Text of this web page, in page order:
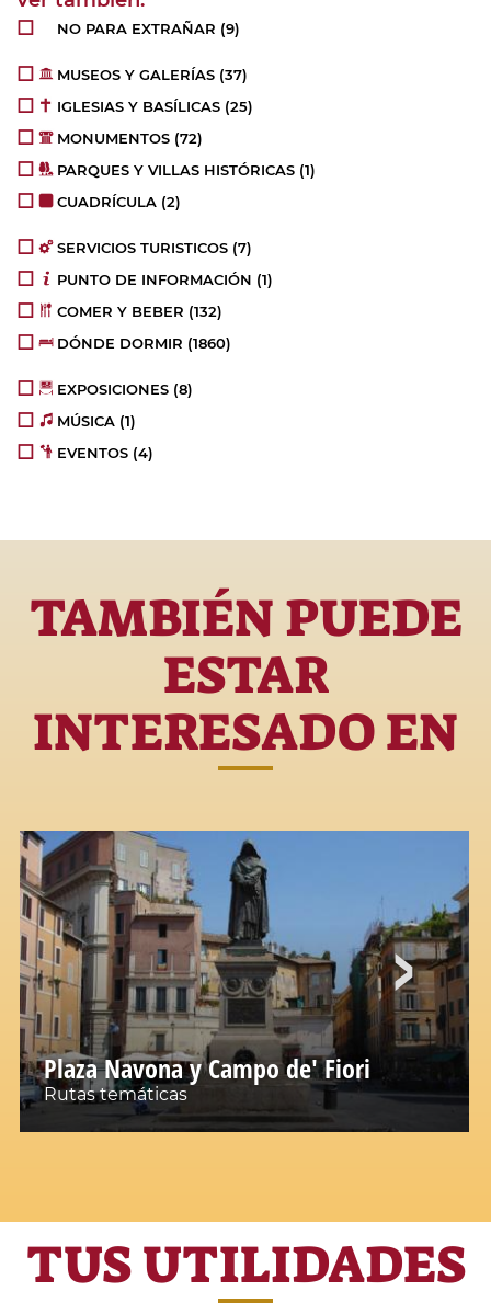
NO PARA EXTRAÑAR (9)
MUSEOS Y GALERÍAS (37)
IGLESIAS Y BASÍLICAS (25)
MONUMENTOS (72)
PARQUES Y VILLAS HISTÓRICAS (1)
CUADRÍCULA (2)
SERVICIOS TURISTICOS (7)
PUNTO DE INFORMACIÓN (1)
COMER Y BEBER (132)
DÓNDE DORMIR (1860)
EXPOSICIONES (8)
MÚSICA (1)
EVENTOS (4)
TAMBIÉN PUEDE
ESTAR
INTERESADO EN
Plaza Navona y Campo de' Fiori
Rutas temáticas
TUS UTILIDADES